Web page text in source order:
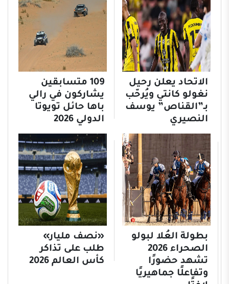
الاتحاد يعلن رحيل
نغولو كانتي ويُرحّب
بـ”القناص” يوسف
النصيري
109 متسابقين
يشاركون في رالي
باها حائل تويوتا
الدولي 2026
بطولة العُلا لبولو
الصحراء 2026
تشهد حضورًا
وتفاعلًا جماهيريًا
«نصف مليار»
طلب على تذاكر
كأس العالم 2026